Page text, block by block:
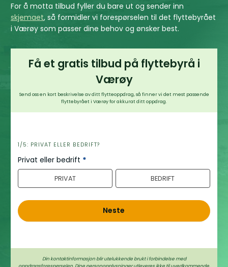
For å motta tilbud fyller du bare ut og sender inn
skjemaet, så formidler vi forespørselen til det flyttebyrået
i Værøy som passer dine behov og ønsker best.
Få et gratis tilbud på flyttebyrå i
Værøy
Send oss en kort beskrivelse av ditt flytteoppdrag, så finner vi det mest passende
flyttebyrået i Værøy for akkurat ditt oppdrag.
h
e
r
1/5: PRIVAT ELLER BEDRIFT?
Privat eller bedrift *
PRIVAT BEDRIFT
Neste
Din kontaktinformasjon blir utelukkende brukt i forbindelse med